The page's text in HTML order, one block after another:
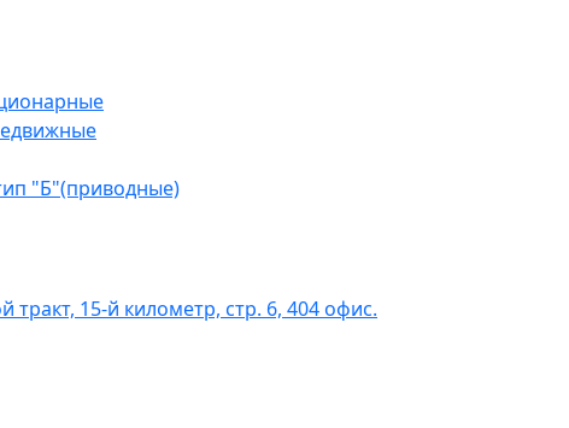
"Б"(приводные)
тракт, 15-й километр, стр. 6, 404 офис.